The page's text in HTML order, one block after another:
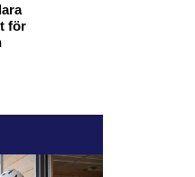
för